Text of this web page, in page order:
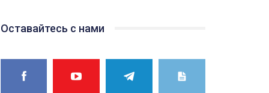
Оставайтесь с нами